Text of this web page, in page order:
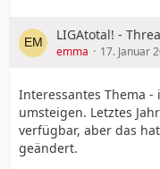
LIGAtotal! -
emma 17. Januar
Interessantes Thema -
umsteigen. Letztes
verfügbar, aber das
geändert.